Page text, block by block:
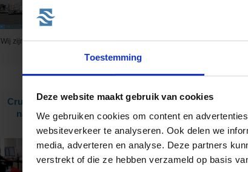
Toestemming
Deze website maakt gebruik van cookies
We gebruiken cookies om content en
websiteverkeer te analyseren. Ook delen we
media, adverteren en analyse. Deze partners
verstrekt of die ze hebben verzameld op basis
Wij zijn uitgenodigd om alle faciliteiten
aan boord te bekijken :-)
Bij deze rederij is
CruiseReizen.nl is op zoek
naar nieuwe collega's!
Een heerlijke cruise
met collega's!